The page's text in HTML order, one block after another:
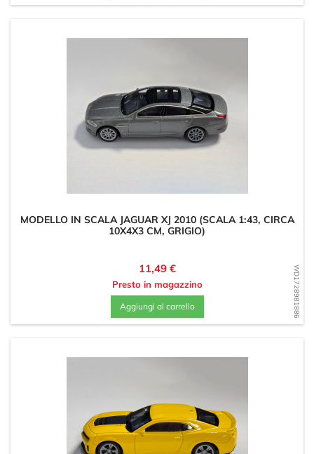
WD1728981886
MODELLO IN SCALA JAGUAR XJ 2010 (SCALA 1:43, CIRCA
10X4X3 CM, GRIGIO)
Prezzo
11,49 €
Presto in magazzino
Aggiungi al carrello